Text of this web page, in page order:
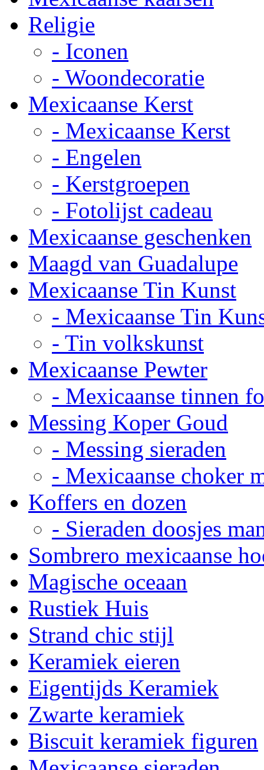
Religie
- Iconen
- Woondecoratie
Mexicaanse Kerst
- Mexicaanse Kerst
- Engelen
- Kerstgroepen
- Fotolijst cadeau
Mexicaanse geschenken
Maagd van Guadalupe
Mexicaanse Tin Kunst
- Mexicaanse Tin
- Tin volkskunst
Mexicaanse Pewter
- Mexicaanse tinnen
Messing Koper Goud
- Messing sieraden
- Mexicaanse choker
Koffers en dozen
- Sieraden doosjes
Sombrero mexicaanse
Magische oceaan
Rustiek Huis
Strand chic stijl
Keramiek eieren
Eigentijds Keramiek
Zwarte keramiek
Biscuit keramiek figuren